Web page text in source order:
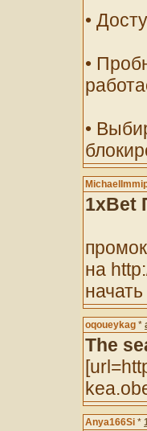
•
•
•
1xBet
на
начать
oqoueykag *
The
Anya166Si *